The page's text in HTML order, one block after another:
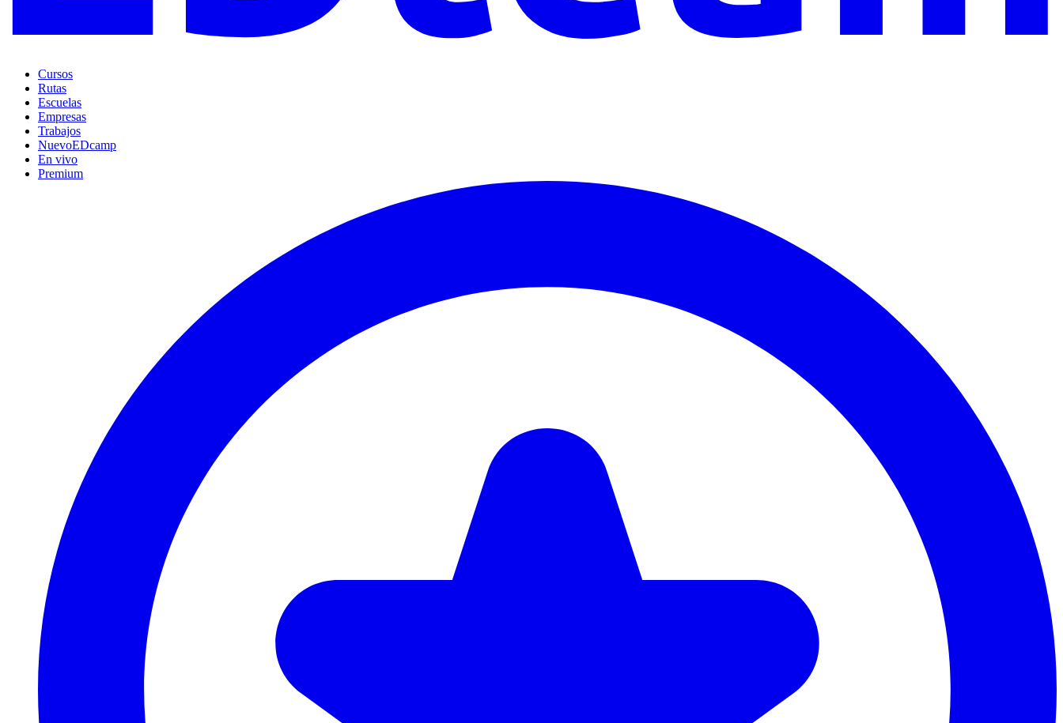
Cursos
Rutas
Escuelas
Empresas
Trabajos
NuevoEDcamp
En vivo
Premium